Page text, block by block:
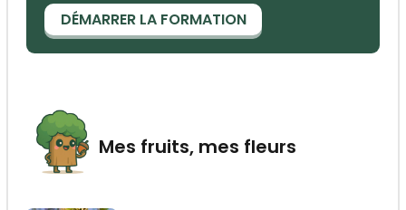
DÉMARRER LA FORMATION
Mes fruits, mes fleurs